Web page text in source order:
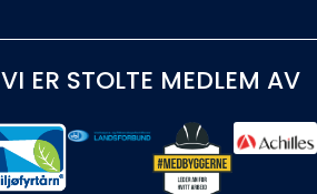
VI ER STOLTE MEDLEM AV